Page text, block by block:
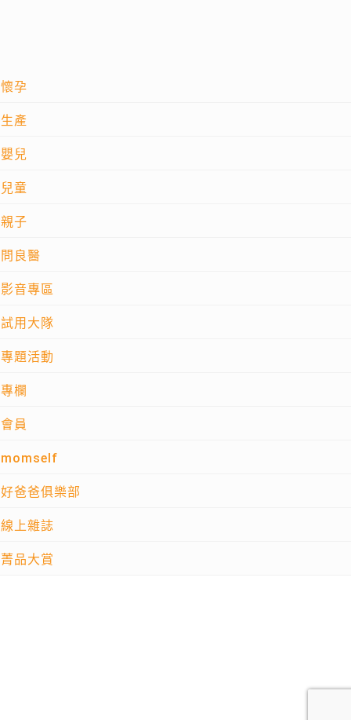
懷孕
生產
嬰兒
兒童
親子
問良醫
影音專區
試用大隊
專題活動
專欄
會員
momself
好爸爸俱樂部
線上雜誌
菁品大賞